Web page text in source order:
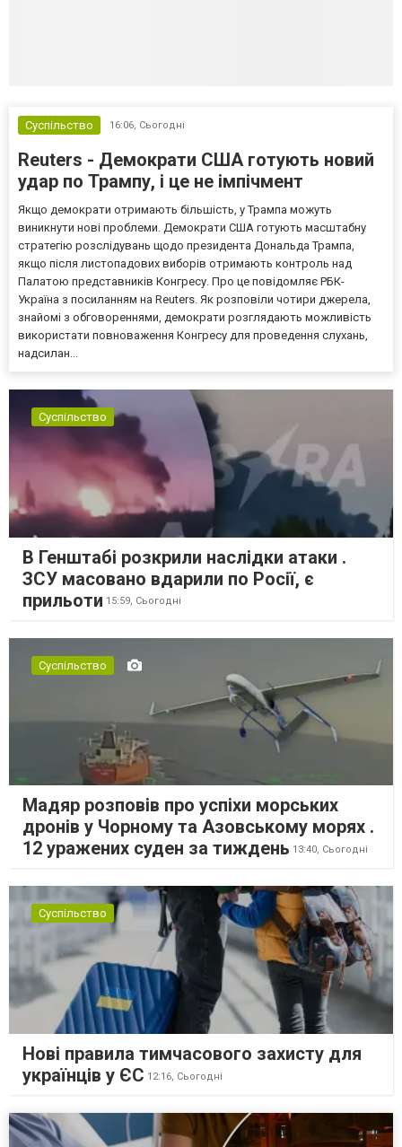
Суспільство 16:06, Сьогодні
Reuters - Демократи США готують новий
удар по Трампу, і це не імпічмент
Якщо демократи отримають більшість, у Трампа можуть
виникнути нові проблеми. Демократи США готують масштабну
стратегію розслідувань щодо президента Дональда Трампа,
якщо після листопадових виборів отримають контроль над
Палатою представників Конгресу. Про це повідомляє РБК-
Україна з посиланням на Reuters. Як розповіли чотири джерела,
знайомі з обговореннями, демократи розглядають можливість
використати повноваження Конгресу для проведення слухань,
надсилан...
Суспільство
В Генштабі розкрили наслідки атаки .
ЗСУ масовано вдарили по Росії, є
прильоти 15:59, Сьогодні
Суспільство
Мадяр розповів про успіхи морських
дронів у Чорному та Азовському морях .
12 уражених суден за тиждень 13:40, Сьогодні
Суспільство
Нові правила тимчасового захисту для
українців у ЄС 12:16, Сьогодні